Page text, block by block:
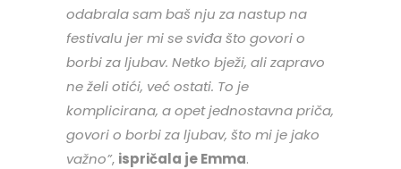
odabrala sam baš nju za nastup na
festivalu jer mi se sviđa što govori o
borbi za ljubav. Netko bježi, ali zapravo
ne želi otići, već ostati. To je
komplicirana, a opet jednostavna priča,
govori o borbi za ljubav, što mi je jako
važno”, ispričala je Emma.